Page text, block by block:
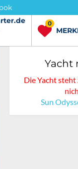
0
Yacht
Die Yacht
Sun